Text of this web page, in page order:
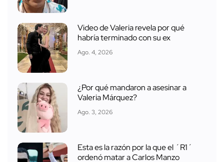
Video de Valeria revela por qué
habría terminado con su ex
Ago. 4, 2026
¿Por qué mandaron a asesinar a
Valeria Márquez?
Ago. 3, 2026
Esta es la razón por la que el ´R1´
ordenó matar a Carlos Manzo